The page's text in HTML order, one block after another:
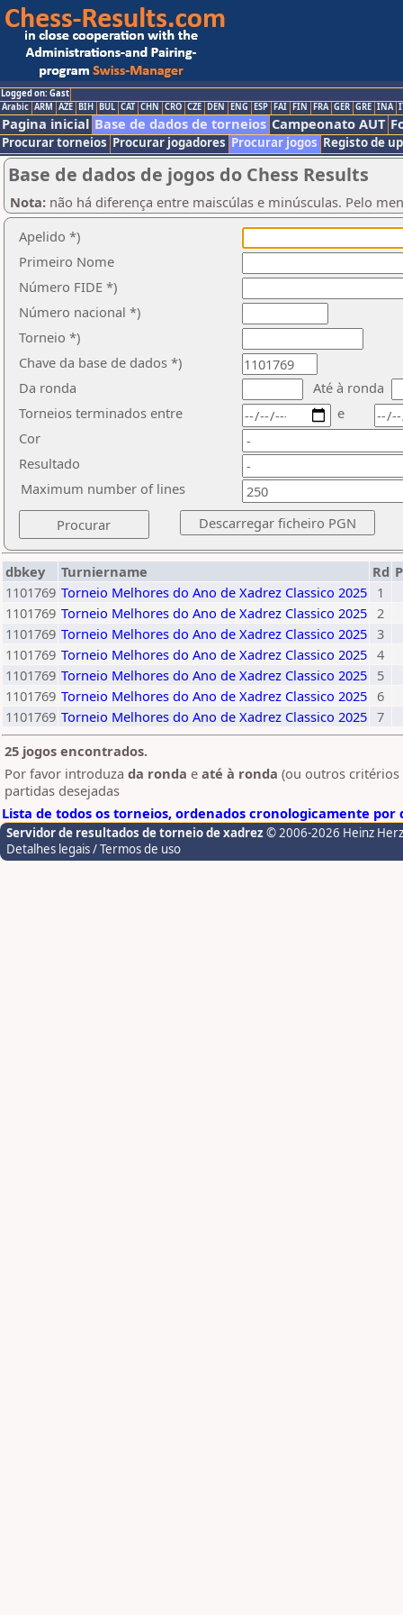
Logged on: Gast
Arabic ARM AZE BIH BUL CAT CHN CRO CZE DEN ENG ESP FAI FIN FRA GER GRE INA
Pagina inicial Base de dados de torneios Campeonato AUT
Procurar torneios Procurar jogadores Procurar jogos Registo de
Base de dados de jogos do Chess Results
Nota: não há diferença entre maiscúlas e minúsculas. Pelo
Apelido *)
Primeiro Nome
Número FIDE *)
Número nacional *)
Torneio *)
Chave da base de dados *)
Da ronda
Até à ronda
Torneios terminados entre
Cor
Resultado
e
Maximum number of lines
dbkey Turniername Rd
1101769 Torneio Melhores do Ano de Xadrez Classico 2025 1
1101769 Torneio Melhores do Ano de Xadrez Classico 2025 2
1101769 Torneio Melhores do Ano de Xadrez Classico 2025 3
1101769 Torneio Melhores do Ano de Xadrez Classico 2025 4
1101769 Torneio Melhores do Ano de Xadrez Classico 2025 5
1101769 Torneio Melhores do Ano de Xadrez Classico 2025 6
1101769 Torneio Melhores do Ano de Xadrez Classico 2025 7
25 jogos encontrados.
Por favor introduza da ronda e até à ronda (ou outros critérios
partidas desejadas
Lista de todos os torneios, ordenados cronologicamente por
Servidor de resultados de torneio de xadrez © 2006-2026 Heinz
Detalhes legais / Termos de uso